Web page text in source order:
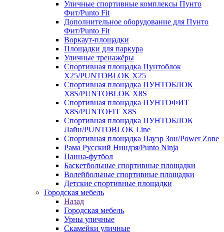
Уличные спортивные комплексы Пунто
Фит/Punto Fit
Дополнительное оборудование для Пунто
Фит/Punto Fit
Воркаут-площадки
Площадки для паркура
Уличные тренажёры
Спортивная площадка Пунтоблок
Х25/PUNTOBLOK X25
Спортивная площадка ПУНТОБЛОК
X8S/PUNTOBLOK X8S
Спортивная площадка ПУНТОФИТ
X8S/PUNTOFIT X8S
Спортивная площадка ПУНТОБЛОК
Лайн/PUNTOBLOK Line
Спортивная площадка Пауэр Зон/Power Zone
Рама Русский Ниндзя/Punto Ninja
Панна-футбол
Баскетбольные спортивные площадки
Волейбольные спортивные площадки
Детские спортивные площадки
Городская мебель
Назад
Городская мебель
Урны уличные
Скамейки уличные